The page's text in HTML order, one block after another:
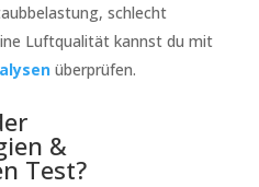
schlecht
Luftqualität kannst du mit
überprüfen.
&
Test?